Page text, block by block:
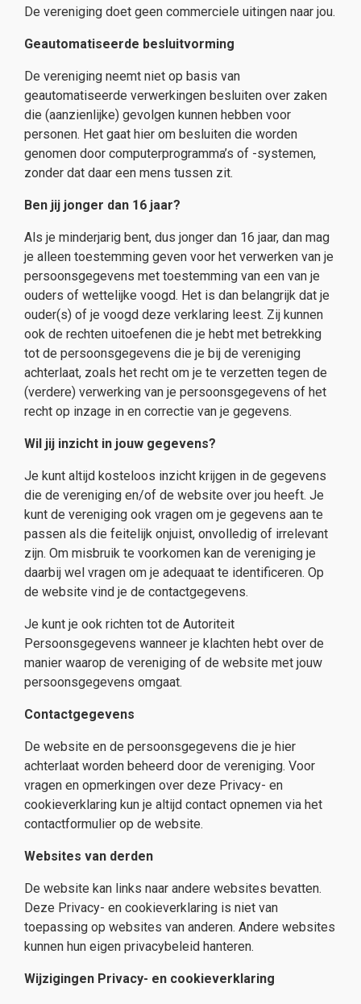
De vereniging doet geen commerciele uitingen naar jou.
Geautomatiseerde besluitvorming
De vereniging neemt niet op basis van
geautomatiseerde verwerkingen besluiten over zaken
die (aanzienlijke) gevolgen kunnen hebben voor
personen. Het gaat hier om besluiten die worden
genomen door computerprogramma’s of -systemen,
zonder dat daar een mens tussen zit.
Ben jij jonger dan 16 jaar?
Als je minderjarig bent, dus jonger dan 16 jaar, dan mag
je alleen toestemming geven voor het verwerken van je
persoonsgegevens met toestemming van een van je
ouders of wettelijke voogd. Het is dan belangrijk dat je
ouder(s) of je voogd deze verklaring leest. Zij kunnen
ook de rechten uitoefenen die je hebt met betrekking
tot de persoonsgegevens die je bij de vereniging
achterlaat, zoals het recht om je te verzetten tegen de
(verdere) verwerking van je persoonsgegevens of het
recht op inzage in en correctie van je gegevens.
Wil jij inzicht in jouw gegevens?
Je kunt altijd kosteloos inzicht krijgen in de gegevens
die de vereniging en/of de website over jou heeft. Je
kunt de vereniging ook vragen om je gegevens aan te
passen als die feitelijk onjuist, onvolledig of irrelevant
zijn. Om misbruik te voorkomen kan de vereniging je
daarbij wel vragen om je adequaat te identificeren. Op
de website vind je de contactgegevens.
Je kunt je ook richten tot de Autoriteit
Persoonsgegevens wanneer je klachten hebt over de
manier waarop de vereniging of de website met jouw
persoonsgegevens omgaat.
Contactgegevens
De website en de persoonsgegevens die je hier
achterlaat worden beheerd door de vereniging. Voor
vragen en opmerkingen over deze Privacy- en
cookieverklaring kun je altijd contact opnemen via het
contactformulier op de website.
Websites van derden
De website kan links naar andere websites bevatten.
Deze Privacy- en cookieverklaring is niet van
toepassing op websites van anderen. Andere websites
kunnen hun eigen privacybeleid hanteren.
Wijzigingen Privacy- en cookieverklaring